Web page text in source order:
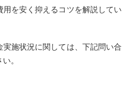
を安く抑えるコツを解説してい
施状況に関しては、下記問い合
。